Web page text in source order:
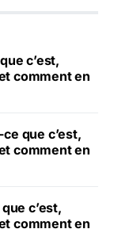
c’est,
comment en
que c’est,
comment en
c’est,
comment en